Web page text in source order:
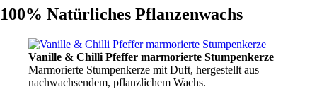
100% Natürliches Pflanzenwachs
Vanille & Chilli Pfeffer marmorierte Stumpenkerze
Marmorierte Stumpenkerze mit Duft, hergestellt aus
nachwachsendem, pflanzlichem Wachs.